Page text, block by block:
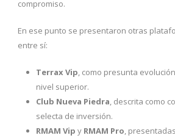
compromiso.
En ese punto se presentaron otras
entre sí:
Terrax Vip, como presunta
nivel superior.
Club Nueva Piedra, descrita como
selecta de inversión.
RMAM Vip y RMAM Pro,